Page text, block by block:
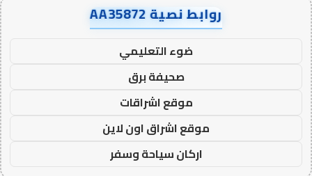
روابط نصية AA35872
ضوء التعليمي
صحيفة برق
موقع اشراقات
موقع اشراق اون لاين
اركان سياحة وسفر